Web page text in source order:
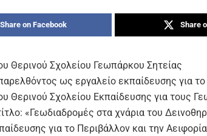
Share on Facebook Share
Θερινού Σχολείου Γεωπάρκου Σητείας
ως εργαλείο εκπαίδευσης για
Θερινού Σχολείου Εκπαίδευσης για τους
«Γεωδιαδρομές στα χνάρια του
για το Περιβάλλον και την